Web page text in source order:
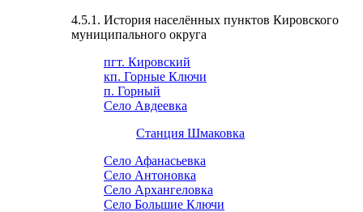
4.5.1. История населённых пунктов Кировского
муниципального округа
пгт. Кировский
кп. Горные Ключи
п. Горный
Село Авдеевка
Станция Шмаковка
Село Афанасьевка
Село Антоновка
Село Архангеловка
Село Большие Ключи